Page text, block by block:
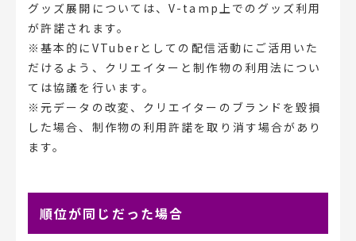
グッズ展開については、V-tamp上でのグッズ利用
が許諾されます。
※基本的にVTuberとしての配信活動にご活用いた
だけるよう、クリエイターと制作物の利用法につい
ては協議を行います。
※元データの改変、クリエイターのブランドを毀損
した場合、制作物の利用許諾を取り消す場合があり
ます。
順位が同じだった場合